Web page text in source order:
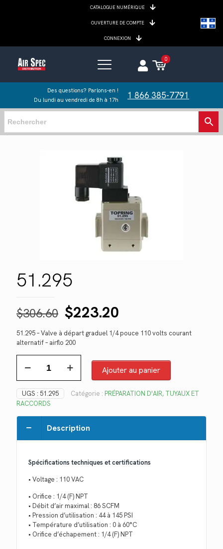
CATALOGUE NUMÉRIQUE
OUVERTURE DE COMPTE
CONNEXION
0
Des questions? Parlons-en !
Du lundi au vendredi de 8h à 17h
1 866 385-7791
51.295
$306.60 Le
prix
initial
était :
$306.60.
$223.20
prix
actuel
est :
$223.20.
51.295 – Valve à départ graduel 1/4 pouce 110 volts courant
alternatif – airflo 200
51.295
Ajouter au panier
UGS : 51.295 Catégorie : PRÉPARATION D'AIR, TUYAUX ET
RACCORDS
Description
Spécifications techniques et certifications
• Voltage : 110 VAC
• Orifice : 1/4 (F) NPT
• Débit d’air maximal : 86 SCFM
• Pression d’utilisation : 44 à 145 PSI
• Température d’utilisation : 0 à 60°C
• Orifice d’échapement : 1/4 (F) NPT